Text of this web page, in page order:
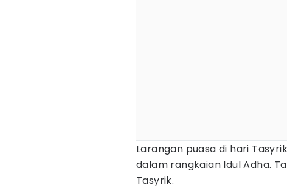
Larangan puasa di hari
dalam rangkaian Idul Adha.
Tasyrik.